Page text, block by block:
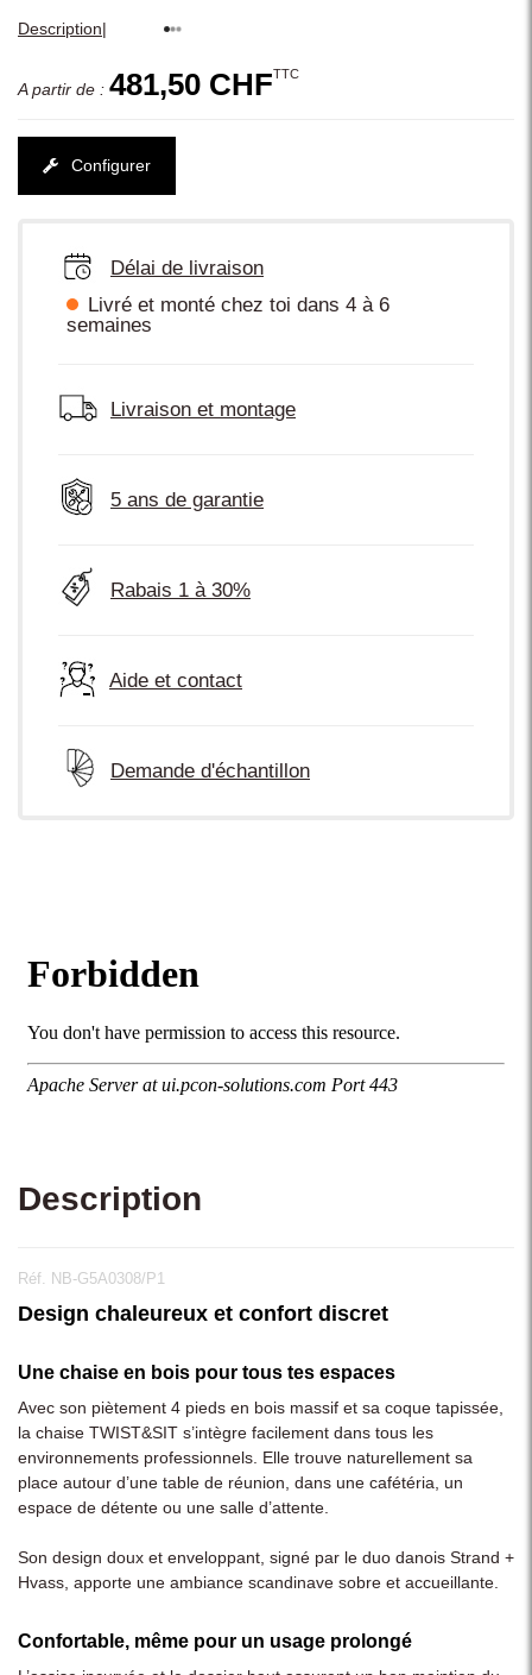
Description|
A partir de : 481,50 CHFTTC
Configurer
Délai de livraison
Livré et monté chez toi dans 4 à 6
semaines
Livraison et montage
5 ans de garantie
Rabais 1 à 30%
Aide et contact
Demande d'échantillon
Description
Réf. NB-G5A0308/P1
Design chaleureux et confort discret
Une chaise en bois pour tous tes espaces
Avec son piètement 4 pieds en bois massif et sa coque tapissée,
la chaise TWIST&SIT s’intègre facilement dans tous les
environnements professionnels. Elle trouve naturellement sa
place autour d’une table de réunion, dans une cafétéria, un
espace de détente ou une salle d’attente.
Son design doux et enveloppant, signé par le duo danois Strand +
Hvass, apporte une ambiance scandinave sobre et accueillante.
Confortable, même pour un usage prolongé